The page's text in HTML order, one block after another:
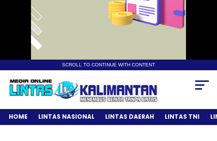
SCROLL TO CONTINUE WITH CONTENT
HOME LINTAS NASIONAL LINTAS DAERAH LINTAS TNI